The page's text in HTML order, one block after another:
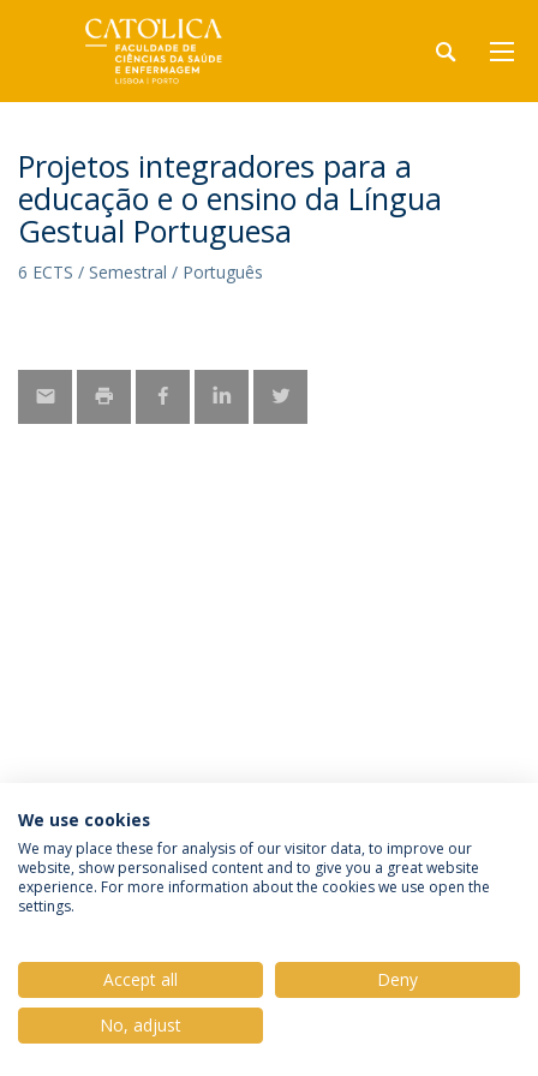
Projetos integradores para a
educação e o ensino da Língua
Gestual Portuguesa
6 ECTS / Semestral / Português
Política de Privacidade
Termos e Condições
Direitos do Titular dos Dados
© 2026 Universidade Católica Portuguesa
We use cookies
We may place these for analysis of our visitor data, to improve our
website, show personalised content and to give you a great website
experience. For more information about the cookies we use open the
settings.
Accept all
Deny
No, adjust